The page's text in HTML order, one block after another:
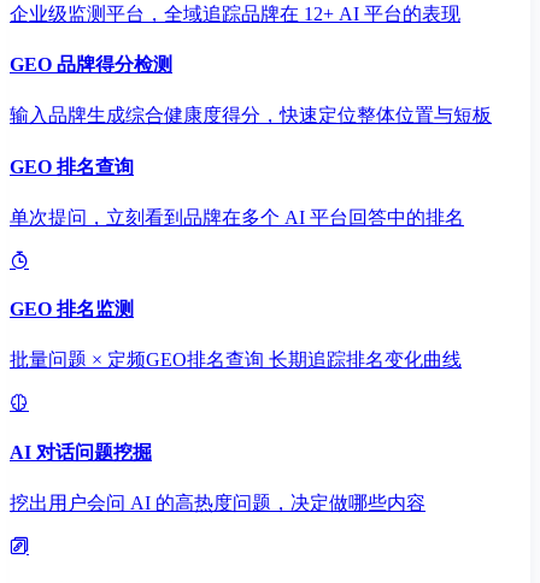
企业级监测平台，全域追踪品牌在 12+ AI 平台的表现
GEO 品牌得分检测
输入品牌生成综合健康度得分，快速定位整体位置与短板
GEO 排名查询
单次提问，立刻看到品牌在多个 AI 平台回答中的排名
GEO 排名监测
批量问题 × 定频GEO排名查询 长期追踪排名变化曲线
AI 对话问题挖掘
挖出用户会问 AI 的高热度问题，决定做哪些内容